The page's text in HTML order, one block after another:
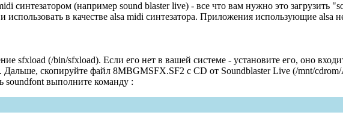
синтезатором (например sound blaster live) - все что вам нужно это загрузить
в качестве alsa midi синтезатора. Приложения использующие alsa
sfxload (/bin/sfxload). Если его нет в вашей системе - установите его, оно
Дальше, скопируйте файл 8MBGMSFX.SF2 с CD от Soundblaster Live (/mnt/
soundfont выполните команду :